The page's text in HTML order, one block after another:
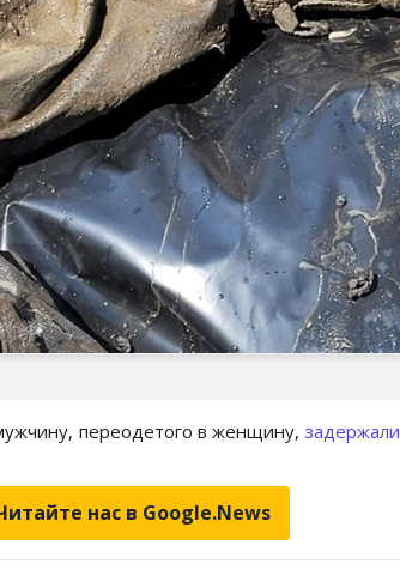
переодетого в женщину, задержали
нас в Google.News